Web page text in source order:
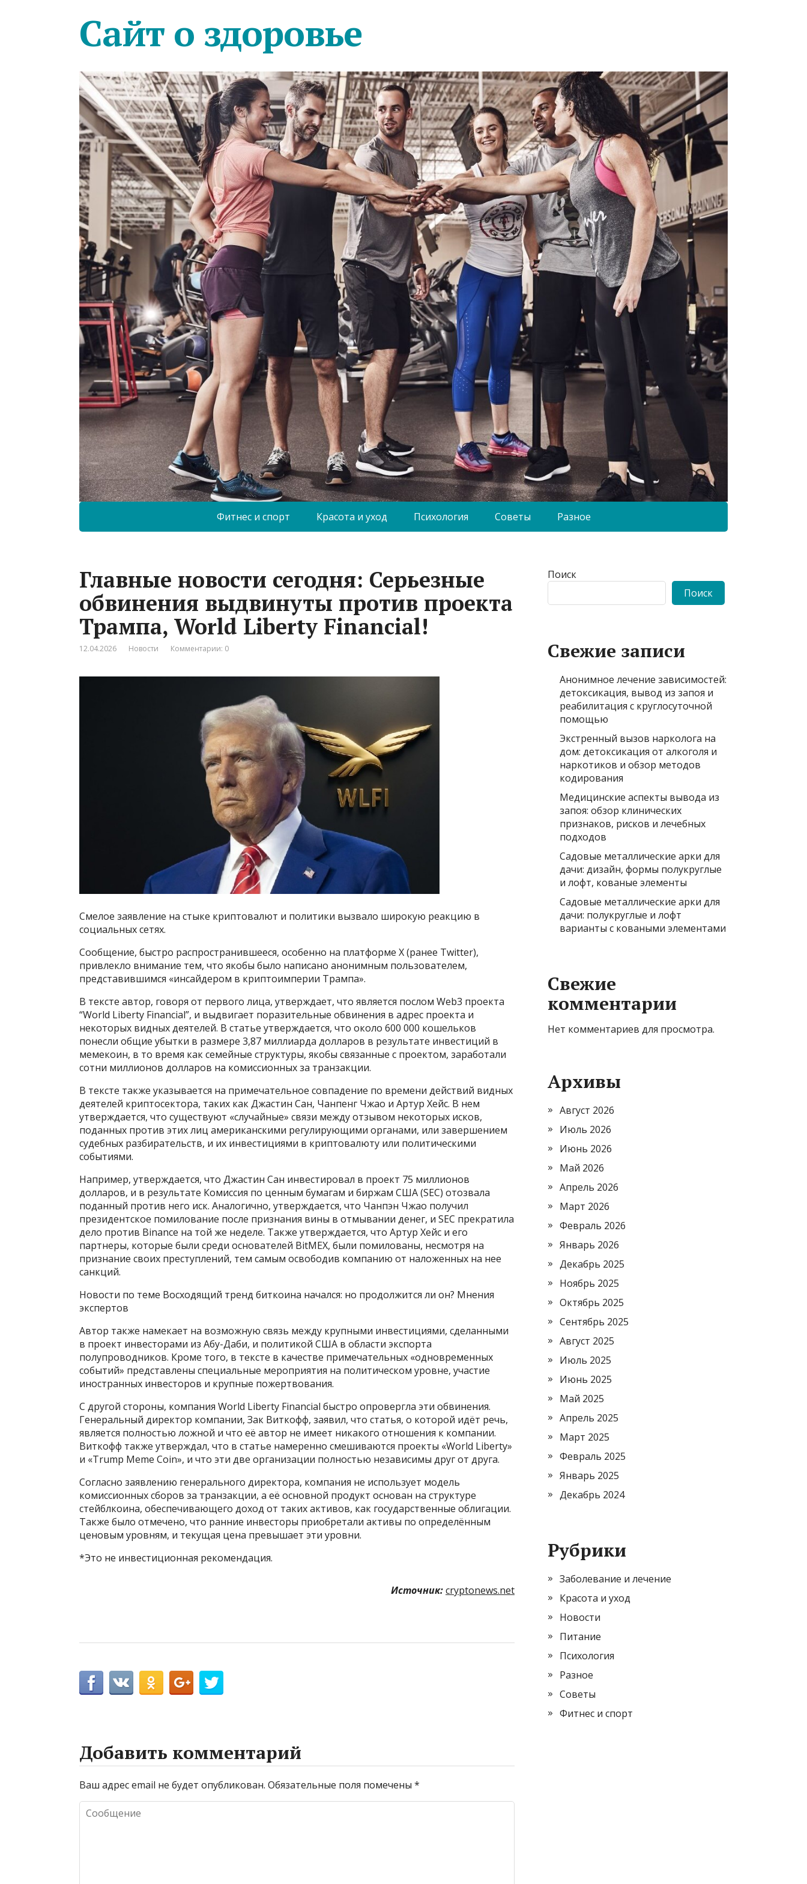
Сайт о здоровье
Фитнес и спорт Красота и уход Психология Советы Разное
Главные новости сегодня: Серьезные
обвинения выдвинуты против проекта
Трампа, World Liberty Financial!
12.04.2026 Новости Комментарии: 0
Смелое заявление на стыке криптовалют и политики вызвало широкую реакцию в
социальных сетях.
Сообщение, быстро распространившееся, особенно на платформе X (ранее Twitter),
привлекло внимание тем, что якобы было написано анонимным пользователем,
представившимся «инсайдером в криптоимперии Трампа».
В тексте автор, говоря от первого лица, утверждает, что является послом Web3 проекта
“World Liberty Financial”, и выдвигает поразительные обвинения в адрес проекта и
некоторых видных деятелей. В статье утверждается, что около 600 000 кошельков
понесли общие убытки в размере 3,87 миллиарда долларов в результате инвестиций в
мемекоин, в то время как семейные структуры, якобы связанные с проектом, заработали
сотни миллионов долларов на комиссионных за транзакции.
В тексте также указывается на примечательное совпадение по времени действий видных
деятелей криптосектора, таких как Джастин Сан, Чанпенг Чжао и Артур Хейс. В нем
утверждается, что существуют «случайные» связи между отзывом некоторых исков,
поданных против этих лиц американскими регулирующими органами, или завершением
судебных разбирательств, и их инвестициями в криптовалюту или политическими
событиями.
Например, утверждается, что Джастин Сан инвестировал в проект 75 миллионов
долларов, и в результате Комиссия по ценным бумагам и биржам США (SEC) отозвала
поданный против него иск. Аналогично, утверждается, что Чанпэн Чжао получил
президентское помилование после признания вины в отмывании денег, и SEC прекратила
дело против Binance на той же неделе. Также утверждается, что Артур Хейс и его
партнеры, которые были среди основателей BitMEX, были помилованы, несмотря на
признание своих преступлений, тем самым освободив компанию от наложенных на нее
санкций.
Новости по теме Восходящий тренд биткоина начался: но продолжится ли он? Мнения
экспертов
Автор также намекает на возможную связь между крупными инвестициями, сделанными
в проект инвесторами из Абу-Даби, и политикой США в области экспорта
полупроводников. Кроме того, в тексте в качестве примечательных «одновременных
событий» представлены специальные мероприятия на политическом уровне, участие
иностранных инвесторов и крупные пожертвования.
С другой стороны, компания World Liberty Financial быстро опровергла эти обвинения.
Генеральный директор компании, Зак Виткофф, заявил, что статья, о которой идёт речь,
является полностью ложной и что её автор не имеет никакого отношения к компании.
Виткофф также утверждал, что в статье намеренно смешиваются проекты «World Liberty»
и «Trump Meme Coin», и что эти две организации полностью независимы друг от друга.
Согласно заявлению генерального директора, компания не использует модель
комиссионных сборов за транзакции, а её основной продукт основан на структуре
стейблкоина, обеспечивающего доход от таких активов, как государственные облигации.
Также было отмечено, что ранние инвесторы приобретали активы по определённым
ценовым уровням, и текущая цена превышает эти уровни.
*Это не инвестиционная рекомендация.
Источник:cryptonews.net
Добавить комментарий
Ваш адрес email не будет опубликован. Обязательные поля помечены *
Поиск
Поиск
Свежие записи
Анонимное лечение зависимостей:
детоксикация, вывод из запоя и
реабилитация с круглосуточной
помощью
Экстренный вызов нарколога на
дом: детоксикация от алкоголя и
наркотиков и обзор методов
кодирования
Медицинские аспекты вывода из
запоя: обзор клинических
признаков, рисков и лечебных
подходов
Садовые металлические арки для
дачи: дизайн, формы полукруглые
и лофт, кованые элементы
Садовые металлические арки для
дачи: полукруглые и лофт
варианты с коваными элементами
Свежие
комментарии
Нет комментариев для просмотра.
Архивы
Август 2026
Июль 2026
Июнь 2026
Май 2026
Апрель 2026
Март 2026
Февраль 2026
Январь 2026
Декабрь 2025
Ноябрь 2025
Октябрь 2025
Сентябрь 2025
Август 2025
Июль 2025
Июнь 2025
Май 2025
Апрель 2025
Март 2025
Февраль 2025
Январь 2025
Декабрь 2024
Рубрики
Заболевание и лечение
Красота и уход
Новости
Питание
Психология
Разное
Советы
Фитнес и спорт